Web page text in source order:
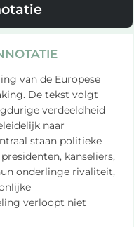
van de Europese
De tekst volgt
verdeeldheid
naar
staan politieke
kanseliers,
onderlinge rivaliteit,
verloopt niet